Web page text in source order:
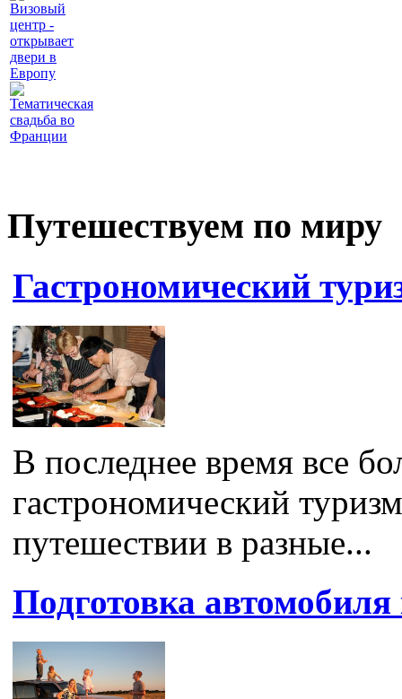
Визовый
центр -
открывает
двери в
Европу
Тематическая
свадьба во
Франции
Путешествуем по миру
Гастрономический
В последнее время все
гастрономический
путешествии в разные...
Подготовка